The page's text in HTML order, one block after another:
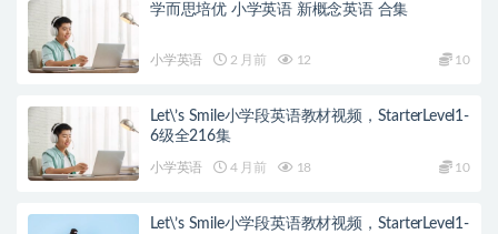
学而思培优 小学英语 新概念英语 合集
小学英语 2 月前 12 10
Let\’s Smile小学段英语教材视频，StarterLevel1-
6级全216集
小学英语 4 月前 18 10
Let\’s Smile小学段英语教材视频，StarterLevel1-